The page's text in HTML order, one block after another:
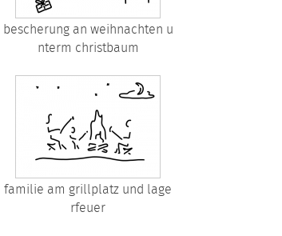
bescherung an weihnachten u
nterm christbaum
familie am grillplatz und lage
rfeuer